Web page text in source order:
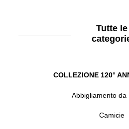
Tutte le
COLLEZIONE 120°
Abbigliamento da
Camicie